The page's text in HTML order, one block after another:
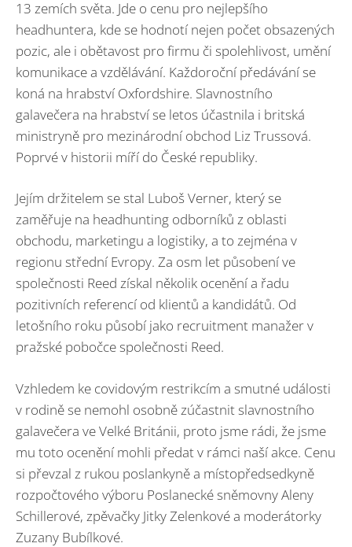
13 zemích světa. Jde o cenu pro nejlepšího
headhuntera, kde se hodnotí nejen počet obsazených
pozic, ale i obětavost pro firmu či spolehlivost, umění
komunikace a vzdělávání. Každoroční předávání se
koná na hrabství Oxfordshire. Slavnostního
galavečera na hrabství se letos účastnila i britská
ministryně pro mezinárodní obchod Liz Trussová.
Poprvé v historii míří do České republiky.
Jejím držitelem se stal Luboš Verner, který se
zaměřuje na headhunting odborníků z oblasti
obchodu, marketingu a logistiky, a to zejména v
regionu střední Evropy. Za osm let působení ve
společnosti Reed získal několik ocenění a řadu
pozitivních referencí od klientů a kandidátů. Od
letošního roku působí jako recruitment manažer v
pražské pobočce společnosti Reed.
Vzhledem ke covidovým restrikcím a smutné události
v rodině se nemohl osobně zúčastnit slavnostního
galavečera ve Velké Británii, proto jsme rádi, že jsme
mu toto ocenění mohli předat v rámci naší akce. Cenu
si převzal z rukou poslankyně a místopředsedkyně
rozpočtového výboru Poslanecké sněmovny Aleny
Schillerové, zpěvačky Jitky Zelenkové a moderátorky
Zuzany Bubílkové.